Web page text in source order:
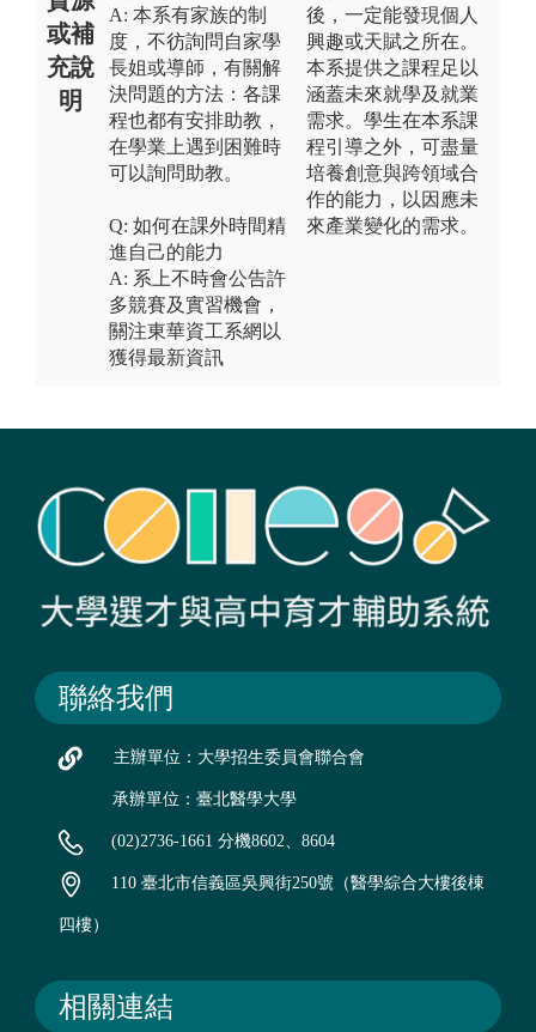
或補
充說
明
A: 本系有家族的制
度，不彷詢問自家學
長姐或導師，有關解
決問題的方法：各課
程也都有安排助教，
在學業上遇到困難時
可以詢問助教。
Q: 如何在課外時間精
進自己的能力
A: 系上不時會公告許
多競賽及實習機會，
關注東華資工系網以
獲得最新資訊
後，一定能發現個人
興趣或天賦之所在。
本系提供之課程足以
涵蓋未來就學及就業
需求。學生在本系課
程引導之外，可盡量
培養創意與跨領域合
作的能力，以因應未
來產業變化的需求。
聯絡我們
主辦單位：大學招生委員會聯合會
承辦單位：臺北醫學大學
(02)2736-1661 分機8602、8604
110 臺北市信義區吳興街250號（醫學綜合大樓後棟
四樓）
相關連結